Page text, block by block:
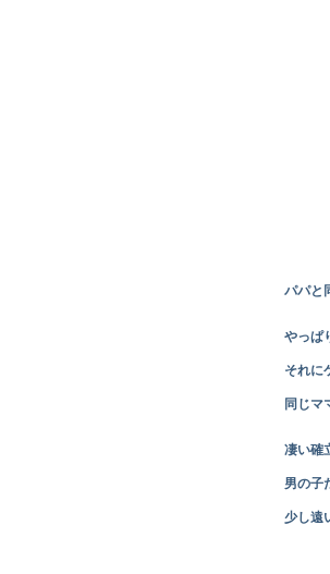
パパと同
やっぱり、パ
それにケアリ
同じママ
凄い確立で見
男の子だけあ
少し遠いところ